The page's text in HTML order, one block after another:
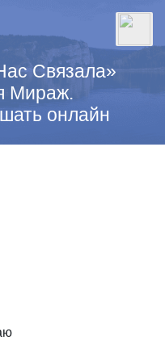
Связала»
Мираж.
онлайн